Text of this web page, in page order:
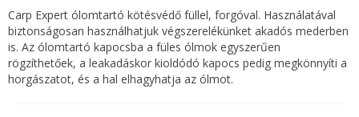
Carp Expert ólomtartó kötésvédő füllel, forgóval. Használatával
biztonságosan használhatjuk végszerelékünket akadós mederben
is. Az ólomtartó kapocsba a füles ólmok egyszerűen
rögzíthetőek, a leakadáskor kioldódó kapocs pedig megkönnyíti a
horgászatot, és a hal elhagyhatja az ólmot.